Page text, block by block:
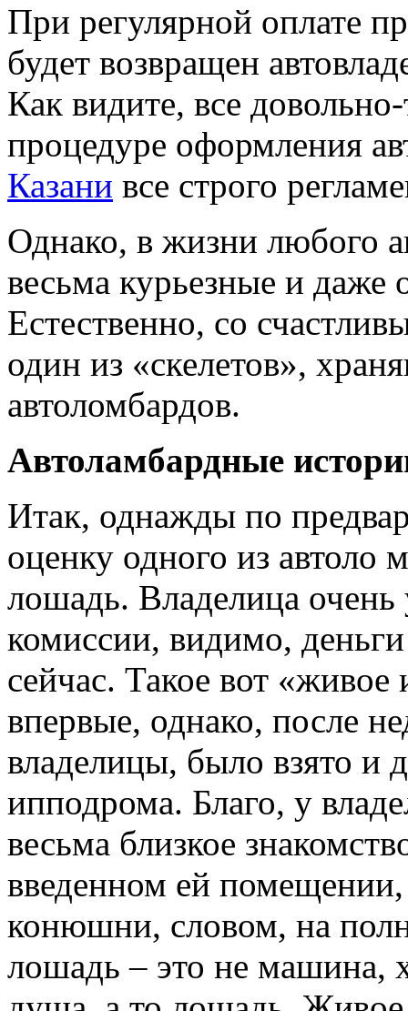
При регулярной оплате
будет возвращен
Как видите, все
процедуре оформления
Казани все строго
Однако, в жизни любого
весьма курьезные и даже
Естественно, со
один из «скелетов»,
автоломбардов.
Автоламбардные
Итак, однажды по
оценку одного из
лошадь. Владелица очень
комиссии, видимо,
сейчас. Такое вот
впервые, однако, после
владелицы, было взято и
ипподрома. Благо, у
весьма близкое
введенном ей
конюшни, словом, на
лошадь – это не машина,